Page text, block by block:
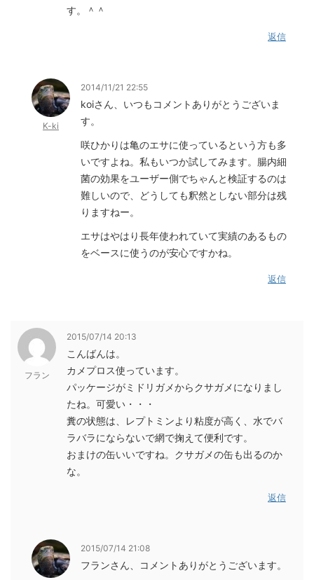
す。＾＾
返信
K-ki
2014/11/21 22:55
koiさん、いつもコメントありがとうございま
す。
咲ひかりは亀のエサに使っているという方も多
いですよね。私もいつか試してみます。腸内細
菌の効果をユーザー側でちゃんと検証するのは
難しいので、どうしても釈然としない部分は残
りますねー。
エサはやはり長年使われていて実績のあるもの
をベースに使うのが安心ですかね。
返信
フラン
2015/07/14 20:13
こんばんは。
カメプロス使っています。
パッケージがミドリガメからクサガメになりまし
たね。可愛い・・・
糞の状態は、レプトミンより粘度が高く、水でバ
ラバラにならないで網で掬えて便利です。
おまけの缶いいですね。クサガメの缶も出るのか
な。
返信
2015/07/14 21:08
フランさん、コメントありがとうございます。